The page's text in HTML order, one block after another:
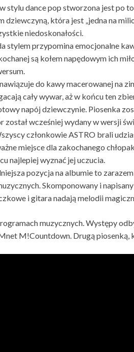
stylu dance pop stworzona jest po
dziewczyną, która jest „jedna na
niedoskonałości.
stylem przypomina emocjonalne
są kołem napędowym ich
do kawy macerowanej na
cały wywar, aż w końcu ten
napój dziewczynie. Piosenka
został wcześniej wydany w wersji
członkowie ASTRO brali
miejsce dla zakochanego
najlepiej wyznać jej uczucia.
pozycja na albumie to
Skomponowany i
i gitara nadają melodii
muzycznych. Występy
M!Countdown. Drugą piosenką,